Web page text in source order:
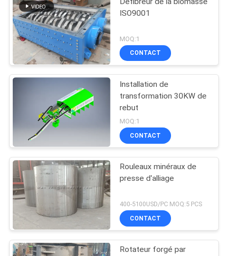
ISO9001
MOQ:1
CONTACT
Installation de
transformation 30KW de
rebut
MOQ:1
CONTACT
Rouleaux minéraux de
presse d'alliage
400-5100USD/PC MOQ:5 PCS
CONTACT
Rotateur forgé par